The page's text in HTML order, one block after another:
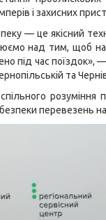
і захисних
— це якісний
над тим, щоб
під час поїздок»,
та
перевезень